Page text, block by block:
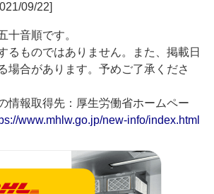
09/22]
十音順です。
るものではありません。また、掲載日
場合があります。予めご了承くださ
情報取得先：厚生労働省ホームペー
www.mhlw.go.jp/new-info/index.html